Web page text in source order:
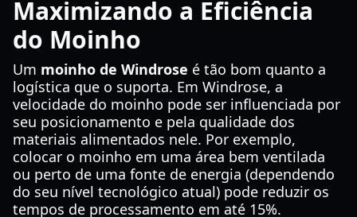
Maximizando a Eficiência
do Moinho
Um moinho de Windrose é tão bom quanto a
logística que o suporta. Em Windrose, a
velocidade do moinho pode ser influenciada por
seu posicionamento e pela qualidade dos
materiais alimentados nele. Por exemplo,
colocar o moinho em uma área bem ventilada
ou perto de uma fonte de energia (dependendo
do seu nível tecnológico atual) pode reduzir os
tempos de processamento em até 15%.